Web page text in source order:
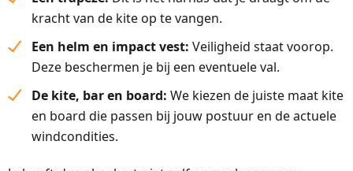
kracht van de kite op te vangen.
Een helm en impact vest: Veiligheid staat voorop.
Deze beschermen je bij een eventuele val.
De kite, bar en board: We kiezen de juiste maat kite
en board die passen bij jouw postuur en de actuele
windcondities.